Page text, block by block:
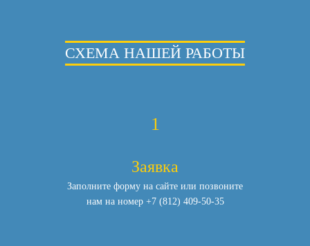
СХЕМА НАШЕЙ РАБОТЫ
1
Заявка
Заполните форму на сайте или позвоните
нам на номер +7 (812) 409-50-35